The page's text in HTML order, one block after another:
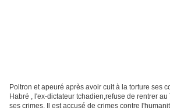
Poltron et apeuré après avoir cuit à la torture ses
Habré , l'ex-dictateur tchadien,refuse de rentrer
ses crimes. Il est accusé de crimes contre